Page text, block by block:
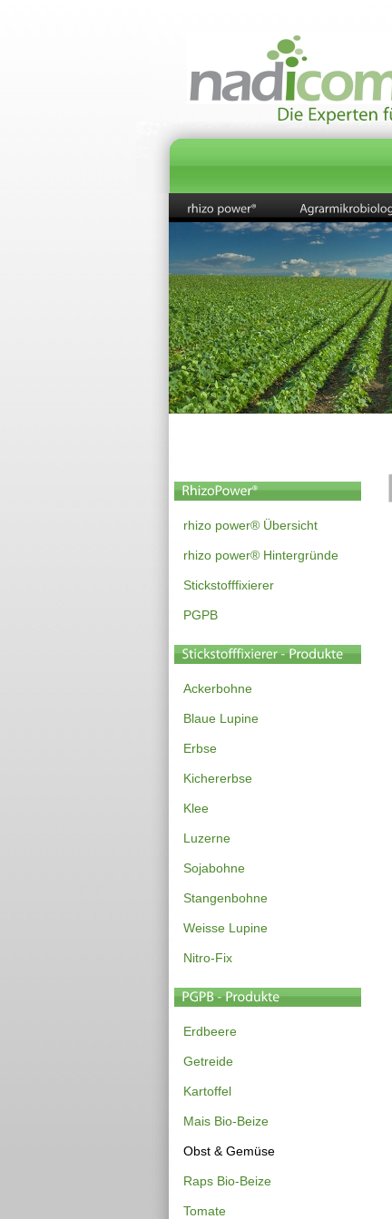
rhizo power® Übersicht
rhizo power® Hintergründe
Stickstofffixierer
PGPB
Ackerbohne
Blaue Lupine
Erbse
Kichererbse
Klee
Luzerne
Sojabohne
Stangenbohne
Weisse Lupine
Nitro-Fix
Erdbeere
Getreide
Kartoffel
Mais Bio-Beize
Obst & Gemüse
Raps Bio-Beize
Tomate